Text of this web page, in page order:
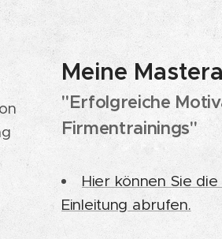
Meine
"Erfolgreiche
Firmentrainings"
Hier können Sie
Einleitung abrufen.